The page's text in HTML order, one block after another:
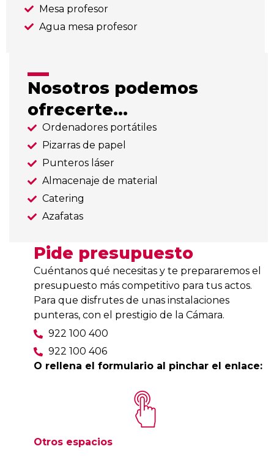
Mesa profesor
Agua mesa profesor
Nosotros podemos
ofrecerte...
Ordenadores portátiles
Pizarras de papel
Punteros láser
Almacenaje de material
Catering
Azafatas
Pide presupuesto
Cuéntanos qué necesitas y te prepararemos el
presupuesto más competitivo para tus actos.
Para que disfrutes de unas instalaciones
punteras, con el prestigio de la Cámara.
922 100 400
922 100 406
O rellena el formulario al pinchar el enlace:
Otros espacios